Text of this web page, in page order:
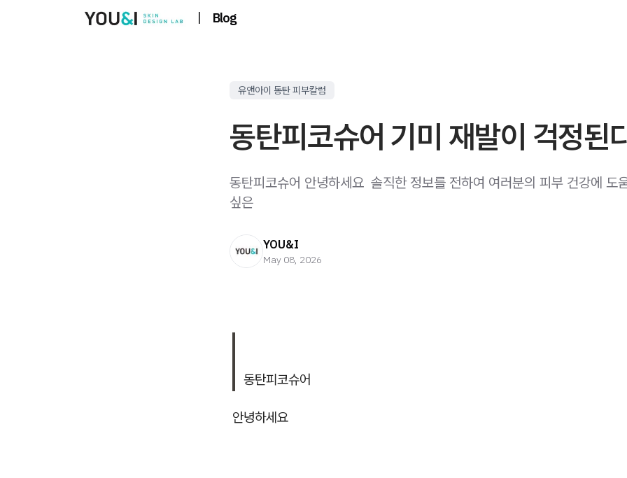
| Blog
유앤아이 동탄 피부칼럼
동탄피코슈어 기미 재발이 걱정된
동탄피코슈어 안녕하세요 ​ 솔직한 정보를 전하여 여러분의 피부 건강에 도
싶은
YOU&I
May 08, 2026
동탄피코슈어
안녕하세요